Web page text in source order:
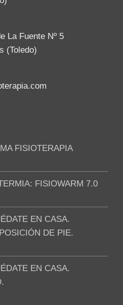
La Fuente Nº 5
(Toledo)
FISIOTERAPIA
FISIOWARM 7.0
EN CASA.
DE PIE.
EN CASA.